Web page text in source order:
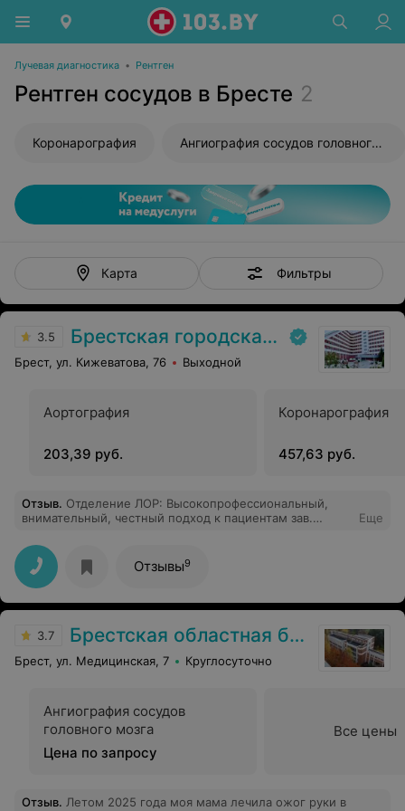
Лучевая диагностика • Рентген
Рентген сосудов в Бресте 2
Коронарография Ангиография сосудов головного мозга
Карта Фильтры
3.5 Брестская городская больница № 1
Брест, ул. Кижеватова, 76 Выходной
Аортография
203,39 руб.
Коронарография
457,63 руб.
Отзыв. Отделение ЛОР: Высокопрофессиональный,
внимательный, честный подход к пациентам зав.
работа команды отделения, реальная забота о
здоровье людей и вежливое отношение оставили
очень благоприятное впечатление. Дальнейших
успехов коллективу данного отделения и больницы.
Рекомендую.
Еще
Отзывы9
3.7 Брестская областная больница
Брест, ул. Медицинская, 7 Круглосуточно
Ангиография сосудов
головного мозга
Цена по запросу
Все цены
Отзыв. Летом 2025 года моя мама лечила ожог руки в